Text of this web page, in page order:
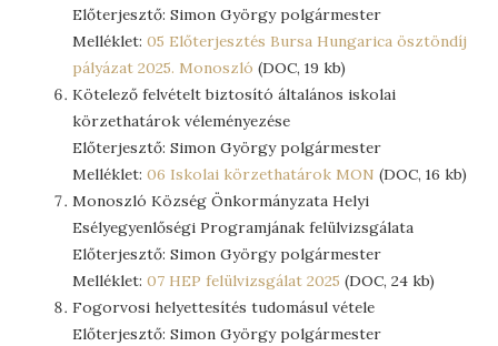
Előterjesztő: Simon György polgármester
Melléklet:05 Előterjesztés Bursa Hungarica ösztöndíj
pályázat 2025. Monoszló (DOC, 19 kb)
Kötelező felvételt biztosító általános iskolai
körzethatárok véleményezése
Előterjesztő: Simon György polgármester
Melléklet:06 Iskolai körzethatárok MON (DOC, 16 kb)
Monoszló Község Önkormányzata Helyi
Esélyegyenlőségi Programjának felülvizsgálata
Előterjesztő: Simon György polgármester
Melléklet:07 HEP felülvizsgálat 2025 (DOC, 24 kb)
Fogorvosi helyettesítés tudomásul vétele
Előterjesztő: Simon György polgármester